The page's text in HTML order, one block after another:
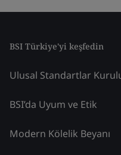
BSI Türkiye'yi keşfedin
Ulusal Standartlar
BSI’da Uyum ve Etik
Modern Kölelik Beyanı